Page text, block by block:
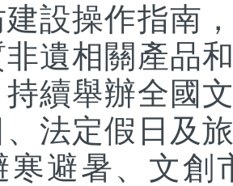
設操作指南
遺相關產品
續舉辦全國
法定假日及
寒避暑、文創